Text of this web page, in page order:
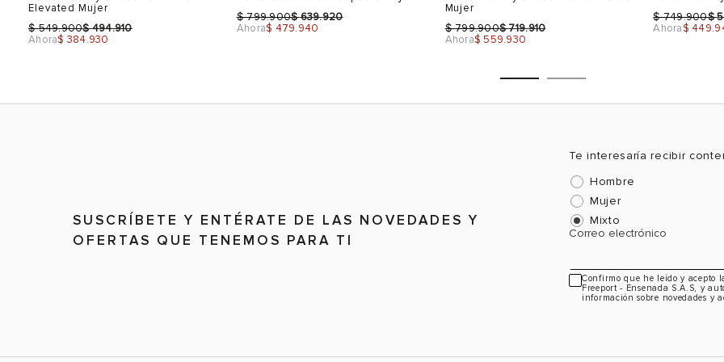
Elevated Mujer
$549.900$494.910
Ahora$ 384.930
Selecciona una talla
EUR
USA
Color
$799.900$639.920
Ahora$ 479.940
Selecciona una talla
EUR
Color
Mujer
$799.900$719.910
Ahora$ 559.930
Selecciona una talla
USA
6.5
Color
$749.900$
Ahora$
37
Color
SUSCRÍBETE Y ENTÉRATE DE LAS NOVEDADES Y
OFERTAS QUE TENEMOS PARA TI
Te interesaría recibir
Hombre
Mujer
Mixto
Correo electrónico
Confirmo que he leído y acepto
Freeport - Ensenada S.A.S, y
información sobre novedades y